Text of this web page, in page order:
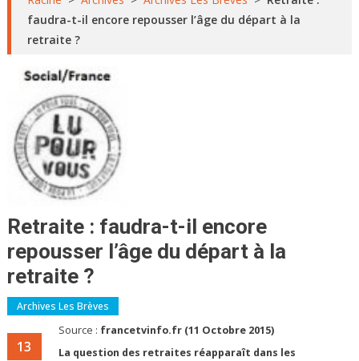
faudra-t-il encore repousser l’âge du départ à la
retraite ?
Retraite : faudra-t-il encore
repousser l’âge du départ à la
retraite ?
Archives Les Brèves
13
Source : francetvinfo.fr (11 Octobre 2015)
La question des retraites réapparaît dans les